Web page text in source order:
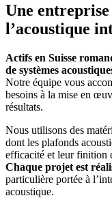
Une
l’acoustique
Actifs en Suisse
de systèmes
Notre équipe vous
besoins à la mise en
résultats.
Nous utilisons des
dont les plafonds
efficacité et leur finition
Chaque projet est
particulière portée à
acoustique.